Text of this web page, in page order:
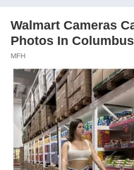
Caroline s’est
regard comme une
« C’était… pour
balbutié.
Michael a serré les